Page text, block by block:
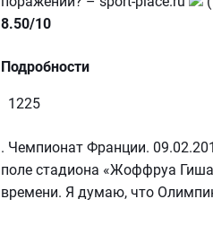
8.50/10
Подробности
1225
. Чемпионат Франции.
поле стадиона «Жоффруа
времени. Я думаю, что